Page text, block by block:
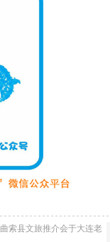
索县文旅推介会于大连老